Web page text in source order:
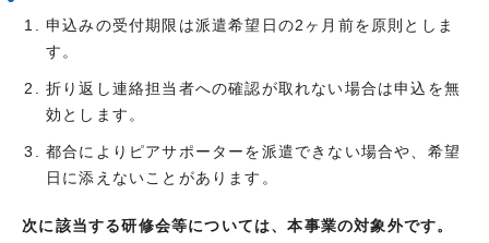
申込みの受付期限は派遣希望日の2ヶ月前を原則としま
す。
折り返し連絡担当者への確認が取れない場合は申込を無
効とします。
都合によりピアサポーターを派遣できない場合や、希望
日に添えないことがあります。
次に該当する研修会等については、本事業の対象外です。